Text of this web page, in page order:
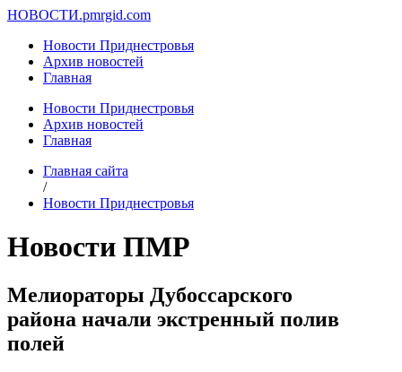
НОВОСТИ.pmrgid.com
Новости Приднестровья
Архив новостей
Главная
Новости Приднестровья
Архив новостей
Главная
Главная сайта
/
Новости Приднестровья
Новости ПМР
Мелиораторы Дубоссарского
района начали экстренный полив
полей